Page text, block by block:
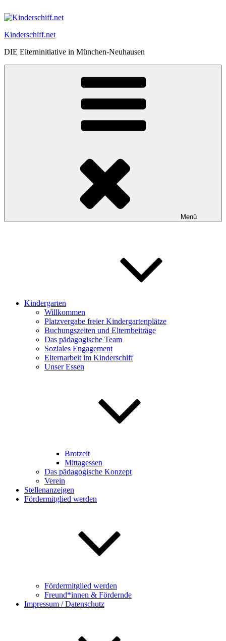
Inhalt
Kinderschiff.net
DIE Elterninitiative in München-Neuhausen
Menü
Kindergarten
Willkommen
Platzvergabe freier Kindergartenplätze
Buchungszeiten und Elternbeiträge
Das pädagogische Team
Soziales Engagement
Elternarbeit im Kinderschiff
Unser Essen
Brotzeit
Mittagessen
Das pädagogische Konzept
Verein
Stellenanzeigen
Fördermitglied werden
Fördermitglied werden
Freund*innen & Fördernde
Impressum / Datenschutz